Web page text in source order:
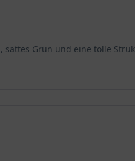
Sie als Gärtner hier
Wurzeln, voll und
Grün und eine tolle